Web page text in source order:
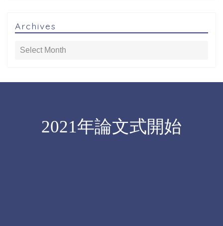
Archives